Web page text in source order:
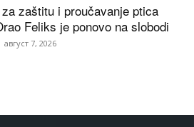
zaštitu i proučavanje ptica
Feliks je ponovo na slobodi
август 7, 2026